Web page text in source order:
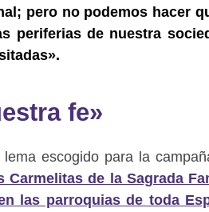
pero no podemos hacer
periferias de nuestra
fe»
escogido para la
Carmelitas de la Sagrada
las parroquias de toda